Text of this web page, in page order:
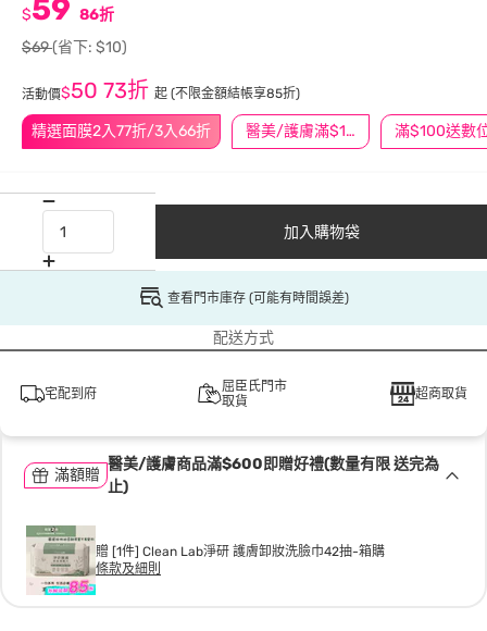
精選面膜2入77折/3入66折 醫美/護膚滿$1200送$200
$59 86折
$69(省下: $10)
活動價$50 73折 起 (不限金額結帳享85折)
加入購物袋
查看門市庫存 (可能有時間誤差)
配送方式
宅配到府
屈臣氏門市
取貨
超商取貨
滿額贈
醫美/護膚商品滿$600即贈好禮(數量有限 送完為
止)
贈 [1件] Clean Lab淨研 護膚卸妝洗臉巾42抽-箱購
條款及細則